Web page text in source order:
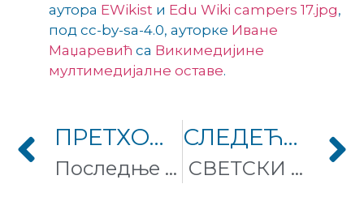
аутора EWikist и Edu Wiki campers 17.jpg,
под cc-by-sa-4.0, ауторке Иване
Маџаревић са Викимедијине
мултимедијалне оставе.
ПРЕТХОДНИ ЧЛАНАК
Последње такмичење у овој години: пишите о живом свету, очекују вас сјајне награде!
СЛЕДЕЋИ ЧЛАНАК
СВЕТСКИ ЖИРИ ПРОГЛАСИО: ФОТОГРАФИЈА ИЗ СРБИЈЕ НАЈЛЕПША НА СВЕТУ!